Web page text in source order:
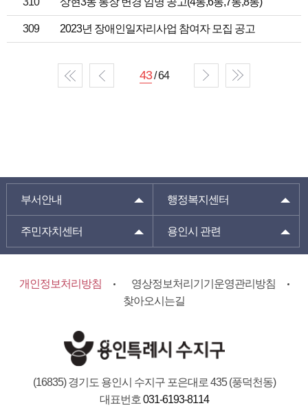
309 2023년 장애인일자리사업 참여자 모집 공고
43/ 64
부서안내 행정복지센터
주민자치센터 용인시 관련
개인정보처리방침
영상정보처리기기운영관리방침
찾아오시는길
(16835) 경기도 용인시 수지구 포은대로 435 (풍덕천동)
대표번호 031-6193-8114